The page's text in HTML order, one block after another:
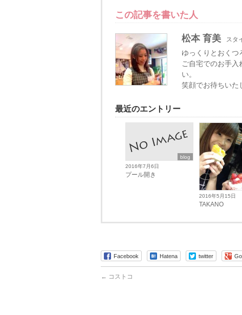
この記事を書いた人
松本 育美 スタ
ゆっくりとおくつ
ご自宅でのお手入
い。
笑顔でお待ちいた
最近のエントリー
blog
2016年7月6日
プール開き
2016年5月15日
TAKANO
Facebook Hatena twitter
← コストコ